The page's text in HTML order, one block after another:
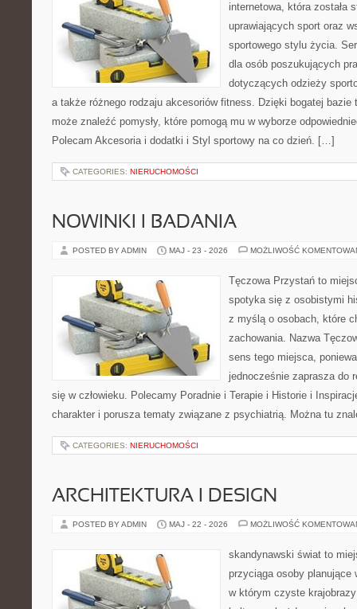
internetowa, która została
uprawiających sport oraz
sportowego stylu życia.
dla osób poszukujących
dotyczących odzieży
a także różnego rodzaju akcesoriów fitness. Dzięki bogatej
może znaleźć pomysły, które pomogą mu w wyborze
Polecam Akcesoria i dodatki i Styl sportowy na co dzień. […]
CATEGORIES: NIERUCHOMOŚCI
NOWINKI I BADANIA
POSTED BY ADMIN MAJ - 23 - 2026 MOŻLIWOŚĆ
Tęczowa Przystań to
spotyka się z osobistymi
z myślą o osobach, które
zachowania. Nazwa
sens tego miejsca,
jednocześnie zaprasza do
się w człowieku. Polecamy Poradnie i Terapie i Historie i
charakter i porusza tematy związane z psychiatrią. Można tu
CATEGORIES: NIERUCHOMOŚCI
ARCHITEKTURA I DESIGN
POSTED BY ADMIN MAJ - 22 - 2026 MOŻLIWOŚĆ
skandynawski świat to
przyciąga osoby planujące
w którym czyste